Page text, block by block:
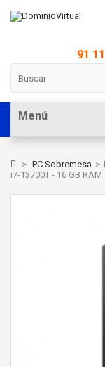
91
Menú
> PC Sobremesa >
i7-13700T - 16 GB RAM